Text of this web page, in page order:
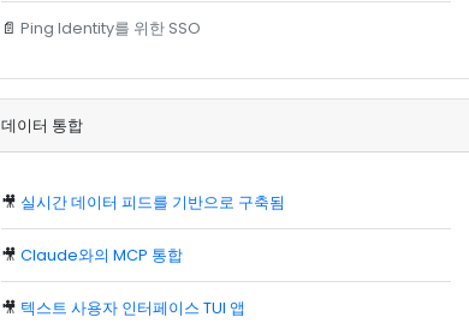
📄Ping Identity를 위한 SSO
데이터 통합
🎥 실시간 데이터 피드를 기반으로 구축됨
🎥Claude와의 MCP 통합
🎥 텍스트 사용자 인터페이스 TUI 앱